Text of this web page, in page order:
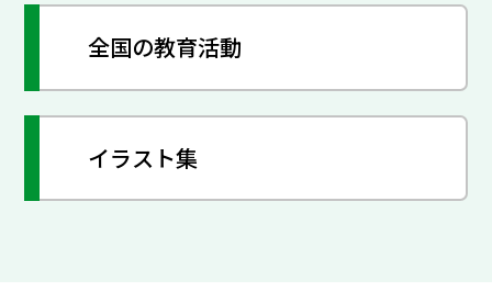
全国の教育活動
イラスト集